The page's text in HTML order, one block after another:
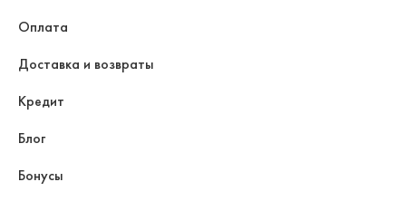
Оплата
Доставка и возвраты
Кредит
Блог
Бонусы